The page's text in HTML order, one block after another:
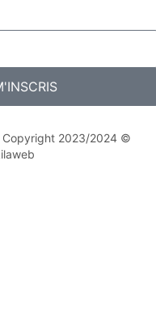
Copyright 2023/2024 ©